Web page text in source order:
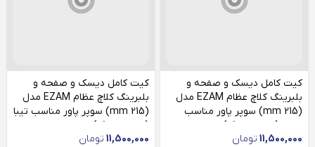
کیت کامل دیسک و صفحه و
بلبرینگ کلاچ عظام EZAM مدل
(215 mm) سوپر پاور مناسب
ساینا (صفحه بزرگ)
11,500,000 تومان
کیت کامل دیسک و صفحه و
بلبرینگ کلاچ عظام EZAM مدل
(215 mm) سوپر پاور مناسب تیبا
(صفحه بزرگ)
11,500,000 تومان